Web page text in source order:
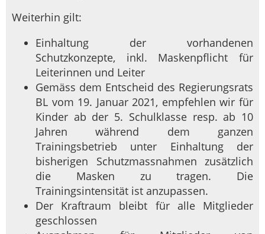
Weiterhin gilt:
Einhaltung der vorhandenen
Schutzkonzepte, inkl. Maskenpflicht für
Leiterinnen und Leiter
Gemäss dem Entscheid des Regierungsrats
BL vom 19. Januar 2021, empfehlen wir für
Kinder ab der 5. Schulklasse resp. ab 10
Jahren während dem ganzen
Trainingsbetrieb unter Einhaltung der
bisherigen Schutzmassnahmen zusätzlich
die Masken zu tragen. Die
Trainingsintensität ist anzupassen.
Der Kraftraum bleibt für alle Mitglieder
geschlossen